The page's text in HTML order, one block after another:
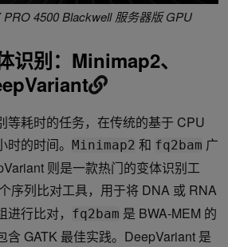
PRO 4500 Blackwell 服务器版 GPU
识别：Minimap2、
等耗时的任务，在传统的基于 CPU
的时间。
Minimap2 和 fq2bam 广
则是一款热门的变体识别工
序列比对工具，用于将 DNA 或 RNA
行比对， fq2bam 是 BWA-MEM 的
含 GATK 最佳实践。DeepVariant 是